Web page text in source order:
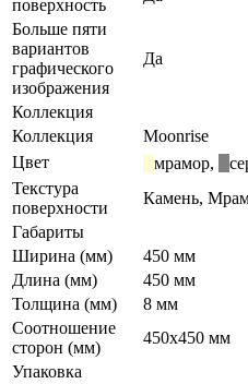
поверхность
Больше пяти
вариантов
графического
изображения
Да
Коллекция
Коллекция
Moonrise
Цвет
мрамор,
Текстура
поверхности
Камень,
Габариты
Ширина (мм)
450 мм
Длина (мм)
450 мм
Толщина (мм)
8 мм
Соотношение
сторон (мм)
450x450 мм
Упаковка